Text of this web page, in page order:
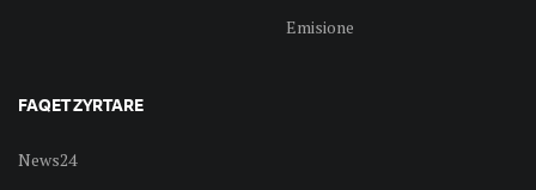
Emisione
FAQET ZYRTARE
News24